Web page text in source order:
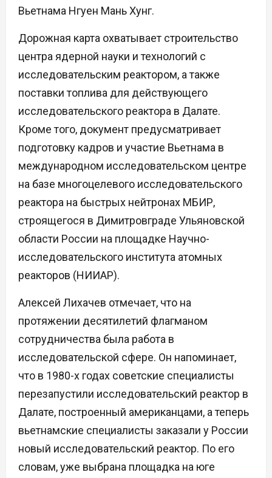
Вьетнама Нгуен Мань Хунг.
Дорожная карта охватывает строительство
центра ядерной науки и технологий с
исследовательским реактором, а также
поставки топлива для действующего
исследовательского реактора в Далате.
Кроме того, документ предусматривает
подготовку кадров и участие Вьетнама в
международном исследовательском центре
на базе многоцелевого исследовательского
реактора на быстрых нейтронах МБИР,
строящегося в Димитровграде Ульяновской
области России на площадке Научно-
исследовательского института атомных
реакторов (НИИАР).
Алексей Лихачев отмечает, что на
протяжении десятилетий флагманом
сотрудничества была работа в
исследовательской сфере. Он напоминает,
что в 1980-х годах советские специалисты
перезапустили исследовательский реактор в
Далате, построенный американцами, а теперь
вьетнамские специалисты заказали у России
новый исследовательский реактор. По его
словам, уже выбрана площадка на юге